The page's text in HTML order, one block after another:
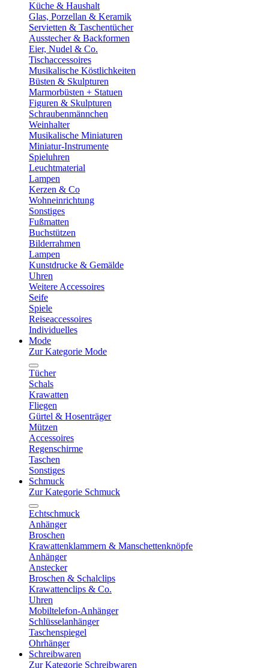
Küche & Haushalt
Glas, Porzellan & Keramik
Servietten & Taschentücher
Ausstecher & Backformen
Eier, Nudel & Co.
Tischaccessoires
Musikalische Köstlichkeiten
Büsten & Skulpturen
Marmorbüsten + Statuen
Figuren & Skulpturen
Schraubenmännchen
Weinhalter
Musikalische Miniaturen
Miniatur-Instrumente
Spieluhren
Leuchtmaterial
Lampen
Kerzen & Co
Wohneinrichtung
Sonstiges
Fußmatten
Buchstützen
Bilderrahmen
Lampen
Kunstdrucke & Gemälde
Uhren
Weitere Accessoires
Seife
Spiele
Reiseaccessoires
Individuelles
Mode
Zur Kategorie Mode
Tücher
Schals
Krawatten
Fliegen
Gürtel & Hosenträger
Mützen
Accessoires
Regenschirme
Taschen
Sonstiges
Schmuck
Zur Kategorie Schmuck
Echtschmuck
Anhänger
Broschen
Krawattenklammern & Manschettenknöpfe
Anhänger
Anstecker
Broschen & Schalclips
Krawattenclips & Co.
Uhren
Mobiltelefon-Anhänger
Schlüsselanhänger
Taschenspiegel
Ohrhänger
Schreibwaren
Zur Kategorie Schreibwaren